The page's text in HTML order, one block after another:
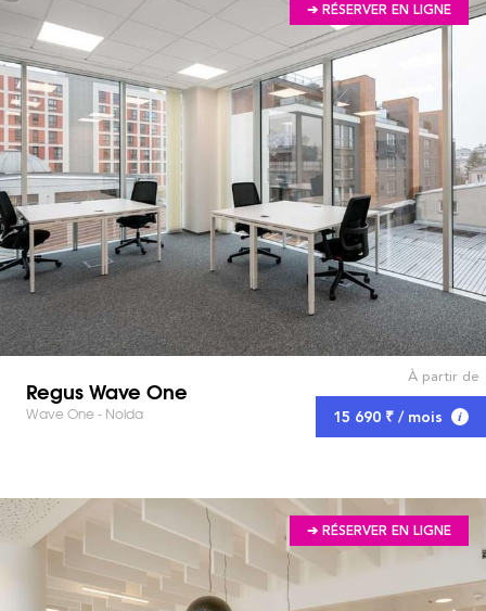
➔ RÉSERVER EN LIGNE
Regus Wave One
Wave One - Noida
À partir de
15 690 ₹ / mois
➔ RÉSERVER EN LIGNE